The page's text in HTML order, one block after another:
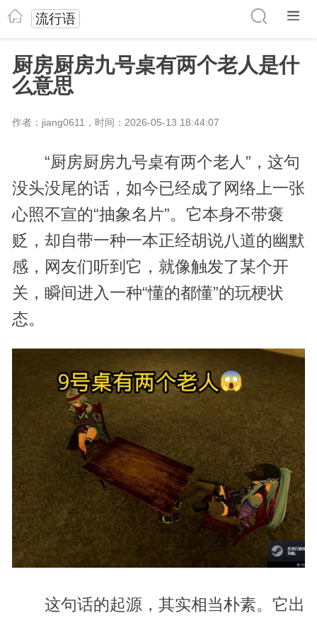
流行语
厨房厨房九号桌有两个老人是什
么意思
作者：jiang0611，时间：2026-05-13 18:44:07
“厨房厨房九号桌有两个老人”，这句
没头没尾的话，如今已经成了网络上一张
心照不宣的“抽象名片”。它本身不带褒
贬，却自带一种一本正经胡说八道的幽默
感，网友们听到它，就像触发了某个开
关，瞬间进入一种“懂的都懂”的玩梗状
态。
这句话的起源，其实相当朴素。它出